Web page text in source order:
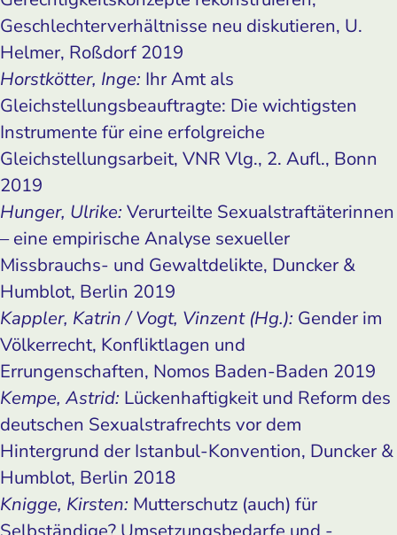
Geschlechterverhältnisse neu diskutieren, U.
Helmer, Roßdorf 2019
Horstkötter, Inge: Ihr Amt als
Gleichstellungsbeauftragte: Die wichtigsten
Instrumente für eine erfolgreiche
Gleichstellungsarbeit, VNR Vlg., 2. Aufl., Bonn
2019
Hunger, Ulrike: Verurteilte Sexualstraftäterinnen
– eine empirische Analyse sexueller
Missbrauchs- und Gewaltdelikte, Duncker &
Humblot, Berlin 2019
Kappler, Katrin / Vogt, Vinzent (Hg.): Gender im
Völkerrecht, Konfliktlagen und
Errungenschaften, Nomos Baden-Baden 2019
Kempe, Astrid: Lückenhaftigkeit und Reform des
deutschen Sexualstrafrechts vor dem
Hintergrund der Istanbul-Konvention, Duncker &
Humblot, Berlin 2018
Knigge, Kirsten: Mutterschutz (auch) für